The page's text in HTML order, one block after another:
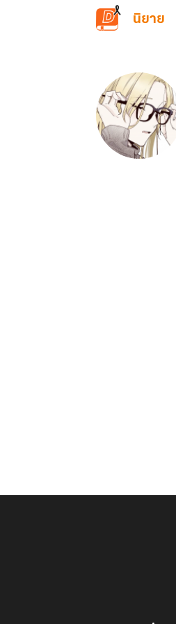
ข้ามไปยังเนื้อหาหลัก
นิยาย